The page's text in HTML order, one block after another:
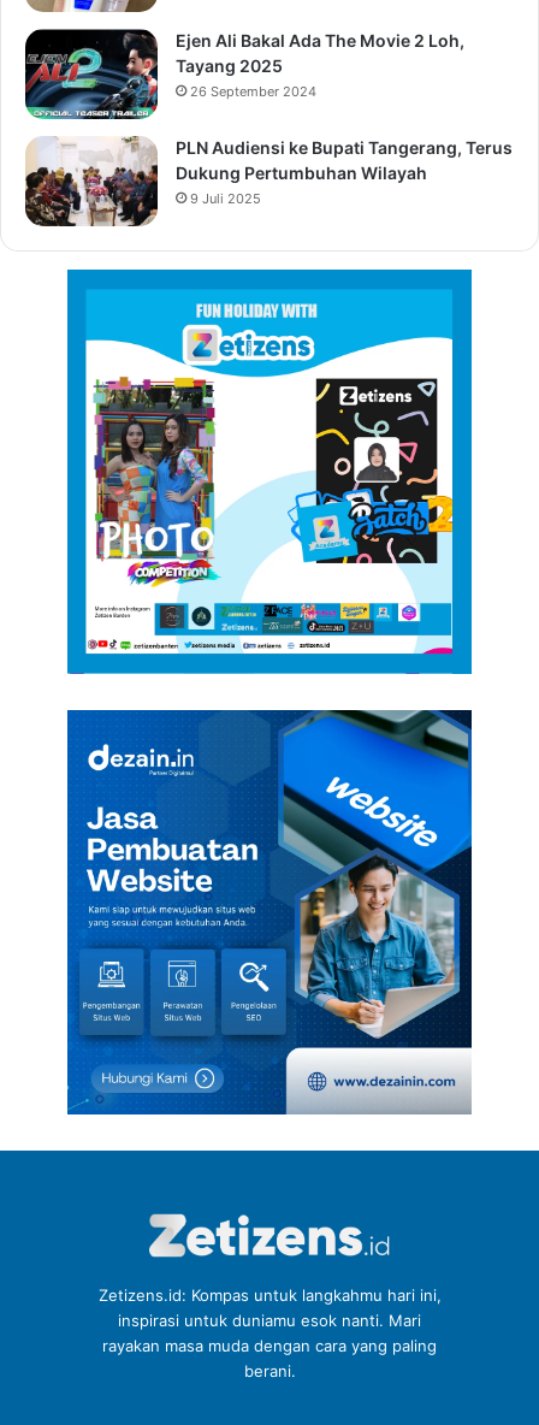
Ejen Ali Bakal Ada The Movie 2 Loh,
Tayang 2025
26 September 2024
PLN Audiensi ke Bupati Tangerang, Terus
Dukung Pertumbuhan Wilayah
9 Juli 2025
Zetizens.id: Kompas untuk langkahmu hari ini,
inspirasi untuk duniamu esok nanti. Mari
rayakan masa muda dengan cara yang paling
berani.